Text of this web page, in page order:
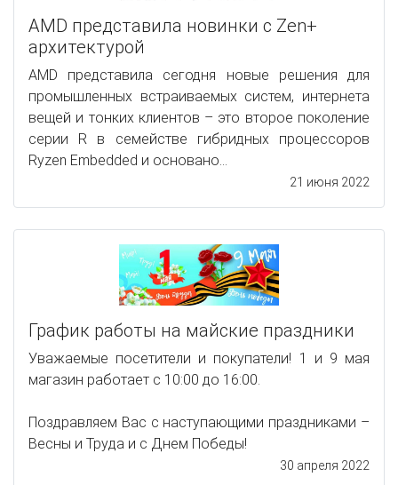
AMD представила новинки с Zen+
архитектурой
AMD представила сегодня новые решения для
промышленных встраиваемых систем, интернета
вещей и тонких клиентов – это второе поколение
серии R в семействе гибридных процессоров
Ryzen Embedded и основано...
21 июня 2022
График работы на майские праздники
Уважаемые посетители и покупатели! 1 и 9 мая
магазин работает с 10:00 до 16:00.
Поздравляем Вас с наступающими праздниками –
Весны и Труда и с Днем Победы!
30 апреля 2022